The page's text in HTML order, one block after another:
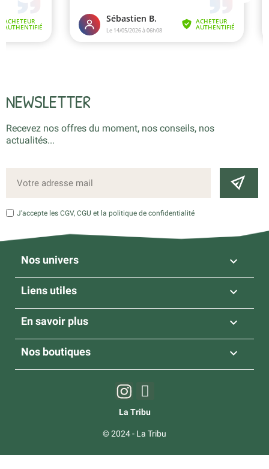
NEWSLETTER
Recevez nos offres du moment, nos conseils, nos
actualités...
J’accepte les CGV, CGU et la politique de confidentialité
Nos univers 
Liens utiles 
En savoir plus 
Nos boutiques 
La Tribu
© 2024 - La Tribu